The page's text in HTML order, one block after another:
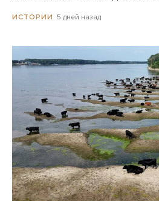
ИСТОРИИ 5 дней назад